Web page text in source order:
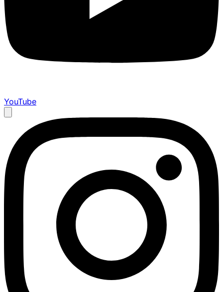
YouTube